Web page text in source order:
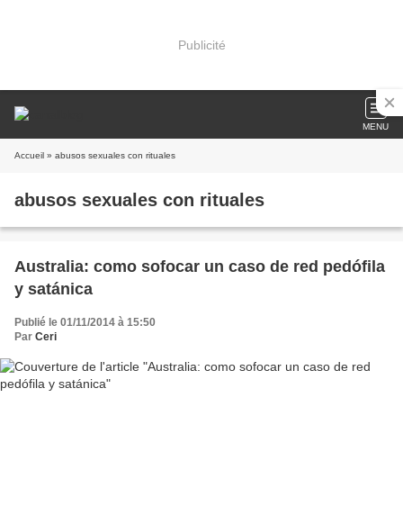
Publicité
MENU
Accueil » abusos sexuales con rituales
abusos sexuales con rituales
Australia: como sofocar un caso de red pedófila
y satánica
Publié le 01/11/2014 à 15:50
Par Ceri